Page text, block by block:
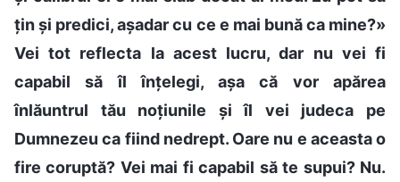
țin și predici, așadar cu ce e mai bună ca mine?»
Vei tot reflecta la acest lucru, dar nu vei fi
capabil să îl înțelegi, așa că vor apărea
înlăuntrul tău noțiunile și îl vei judeca pe
Dumnezeu ca fiind nedrept. Oare nu e aceasta o
fire coruptă? Vei mai fi capabil să te supui? Nu.